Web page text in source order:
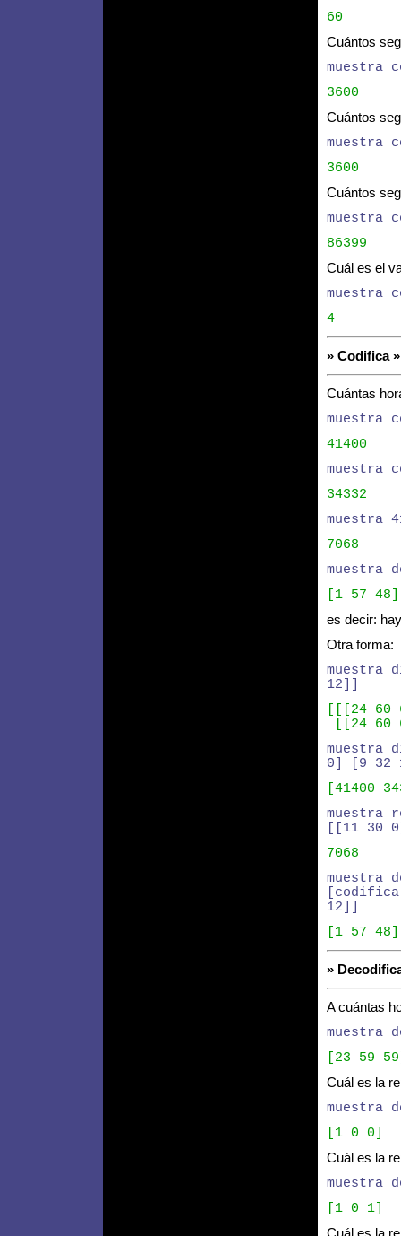
60
Cuántos
muestra
3600
Cuántos
muestra
3600
Cuántos
muestra
86399
Cuál es el
4
» Codifica
Cuántas
muestra
41400
muestra
34332
muestra
7068
muestra
[1 57 48]
es decir:
Otra forma:
12]]
[[[24 60
[[24 60
0] [9 32
[41400
[[11 30
7068
muestra
12]]
[1 57 48]
»
A cuántas
muestra
[23 59
Cuál es la
muestra
[1 0 0]
Cuál es la
muestra
[1 0 1]